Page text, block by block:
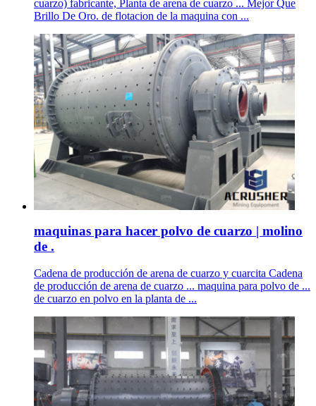
cuarzo) fabricante, Planta de arena de cuarzo ... Mejor Que
Brillo De Oro. de flotacion de la maquina con ...
maquinas para hacer polvo de cuarzo | molino
de .
Cadena de producción de arena de cuarzo y cuarcita Cadena
de producción de arena de cuarzo ... maquina para polvo de ...
de cuarzo en polvo en la planta de ...